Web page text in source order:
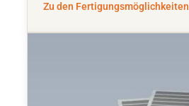
Zu den Fertigungsmöglichkeiten